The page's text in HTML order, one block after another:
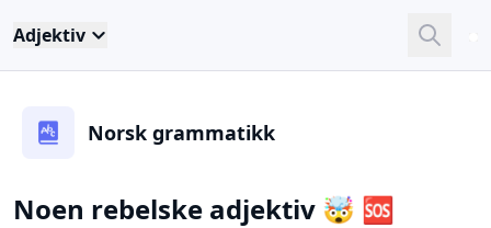
Adjektiv
Close
Norsk grammatikk
Noen rebelske adjektiv 🤯 🆘